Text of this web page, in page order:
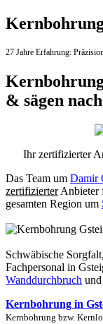
27 Jahre Erfahrung:
& sägen
Ihr zertifizierter
Das Team um Damir
zertifizierterAnbieter
gesamten Region um
Schwäbische
Fachpersonal in
Wanddurchbruch
Kernbohrung in
Kernbohrung bzw.